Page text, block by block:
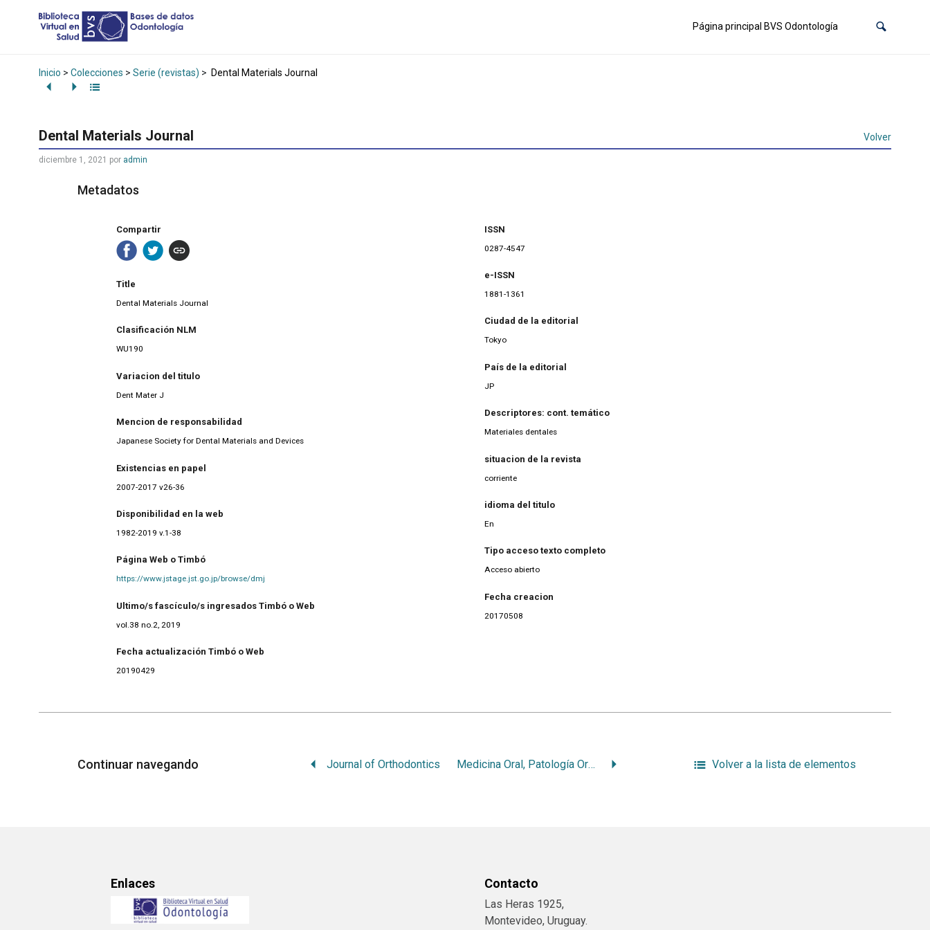
Página principal BVS Odontología
Inicio > Colecciones > Serie (revistas) > Dental Materials Journal
Dental Materials Journal Volver
diciembre 1, 2021 por admin
Metadatos
Compartir
Title
Dental Materials Journal
Clasificación NLM
WU190
Variacion del titulo
Dent Mater J
Mencion de responsabilidad
Japanese Society for Dental Materials and Devices
Existencias en papel
2007-2017 v26-36
Disponibilidad en la web
1982-2019 v.1-38
Página Web o Timbó
https://www.jstage.jst.go.jp/browse/dmj
Ultimo/s fascículo/s ingresados Timbó o Web
vol.38 no.2, 2019
Fecha actualización Timbó o Web
20190429
ISSN
0287-4547
e-ISSN
1881-1361
Ciudad de la editorial
Tokyo
País de la editorial
JP
Descriptores: cont. temático
Materiales dentales
situacion de la revista
corriente
idioma del titulo
En
Tipo acceso texto completo
Acceso abierto
Fecha creacion
20170508
Continuar navegando Journal of Orthodontics Medicina Oral, Patología Oral y Cirugía Bucal Volver a la lista de elementos
Enlaces Contacto
Las Heras 1925,
Montevideo, Uruguay.